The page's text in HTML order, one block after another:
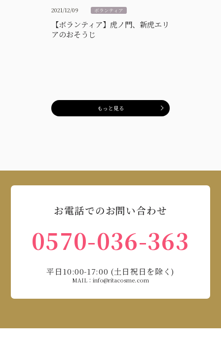
2021/12/09 ボランティア
【ボランティア】虎ノ門、新虎エリ
アのおそうじ
もっと見る
お電話でのお問い合わせ
0570-036-363
平日10:00-17:00 (土日祝日を除く)
MAIL：info@ritacosme.com